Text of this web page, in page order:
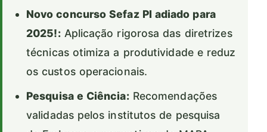
Novo concurso Sefaz PI adiado para
2025!:Aplicação rigorosa das diretrizes
técnicas otimiza a produtividade e reduz
os custos operacionais.
Pesquisa e Ciência:Recomendações
validadas pelos institutos de pesquisa